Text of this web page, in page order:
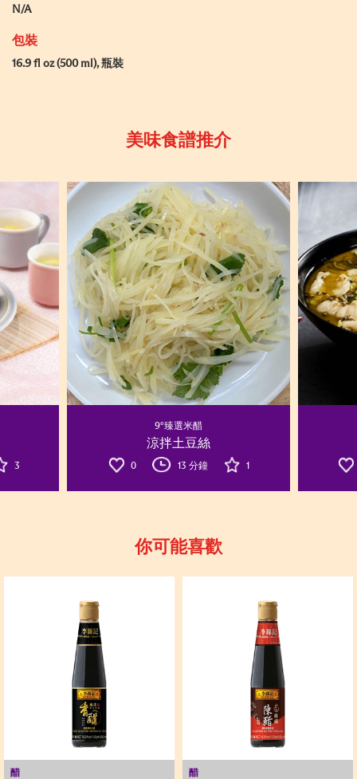
N/A
包裝
16.9 fl oz (500 ml), 瓶裝
美味食譜推介
3
9°臻選米醋
涼拌土豆絲
0 13 分鐘 1
你可能喜歡
醋
醋